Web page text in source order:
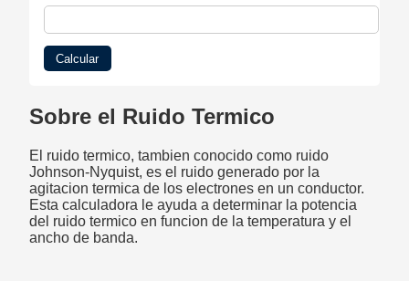
Calcular
Sobre el Ruido Termico
El ruido termico, tambien conocido como ruido
Johnson-Nyquist, es el ruido generado por la
agitacion termica de los electrones en un conductor.
Esta calculadora le ayuda a determinar la potencia
del ruido termico en funcion de la temperatura y el
ancho de banda.